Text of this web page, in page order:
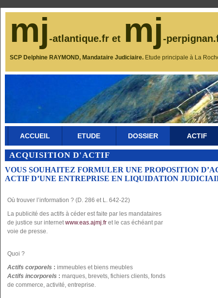
mj-atlantique.fr et mj-
SCP Delphine RAYMOND, Mandataire Judiciaire. Etude principale à La
ACCUEIL ETUDE DOSSIER ACTIF
ACQUISITION D'ACTIF
VOUS SOUHAITEZ FORMULER UNE PROPOSITION
ACTIF D’UNE ENTREPRISE EN LIQUIDATION
Où trouver l’information ? (D. 286 et L. 642-22)
La publicité des actifs à céder est faite par les mandataires
de justice sur internetwww.eas.ajmj.fr et le cas échéant par
voie de presse.
Quoi ?
Actifs corporels : immeubles et biens meubles
Actifs incorporels : marques, brevets, fichiers clients, fonds
de commerce, activité, entreprise.